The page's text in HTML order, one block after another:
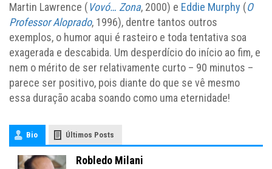
Martin Lawrence (Vovó… Zona, 2000) e Eddie Murphy (O
Professor Aloprado, 1996), dentre tantos outros
exemplos, o humor aqui é rasteiro e toda tentativa soa
exagerada e descabida. Um desperdício do início ao fim, e
nem o mérito de ser relativamente curto – 90 minutos –
parece ser positivo, pois diante do que se vê mesmo
essa duração acaba soando como uma eternidade!
Bio Últimos Posts
Robledo Milani